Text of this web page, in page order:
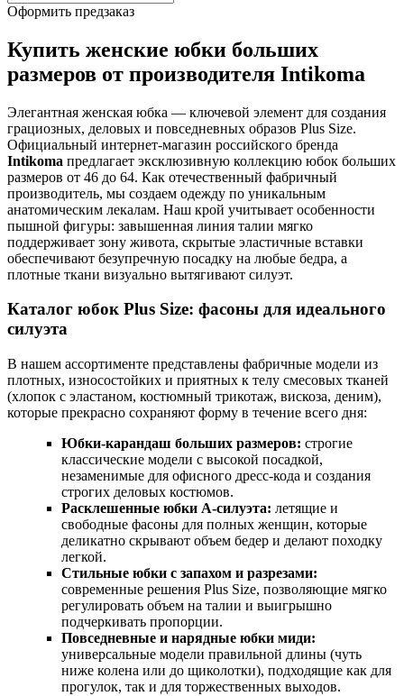
Оформить предзаказ
Купить женские юбки больших
размеров от производителя Intikoma
Элегантная женская юбка — ключевой элемент для создания
грациозных, деловых и повседневных образов Plus Size.
Официальный интернет-магазин российского бренда
Intikoma предлагает эксклюзивную коллекцию юбок больших
размеров от 46 до 64. Как отечественный фабричный
производитель, мы создаем одежду по уникальным
анатомическим лекалам. Наш крой учитывает особенности
пышной фигуры: завышенная линия талии мягко
поддерживает зону живота, скрытые эластичные вставки
обеспечивают безупречную посадку на любые бедра, а
плотные ткани визуально вытягивают силуэт.
Каталог юбок Plus Size: фасоны для идеального
силуэта
В нашем ассортименте представлены фабричные модели из
плотных, износостойких и приятных к телу смесовых тканей
(хлопок с эластаном, костюмный трикотаж, вискоза, деним),
которые прекрасно сохраняют форму в течение всего дня:
Юбки-карандаш больших размеров: строгие
классические модели с высокой посадкой,
незаменимые для офисного дресс-кода и создания
строгих деловых костюмов.
Расклешенные юбки А-силуэта: летящие и
свободные фасоны для полных женщин, которые
деликатно скрывают объем бедер и делают походку
легкой.
Стильные юбки с запахом и разрезами:
современные решения Plus Size, позволяющие мягко
регулировать объем на талии и выигрышно
подчеркивать пропорции.
Повседневные и нарядные юбки миди:
универсальные модели правильной длины (чуть
ниже колена или до щиколотки), подходящие как для
прогулок, так и для торжественных выходов.